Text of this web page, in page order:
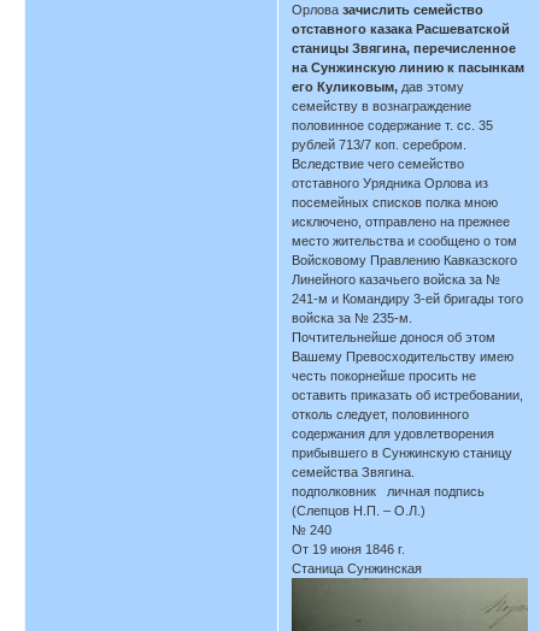
Орловазачислить семейство
отставного казака Расшеватской
станицы Звягина, перечисленное
на Сунжинскую линию к пасынкам
его Куликовым, дав этому
семейству в вознаграждение
половинное содержание т. сс. 35
рублей 713/7 коп. серебром.
Вследствие чего семейство
отставного Урядника Орлова из
посемейных списков полка мною
исключено, отправлено на прежнее
место жительства и сообщено о том
Войсковому Правлению Кавказского
Линейного казачьего войска за №
241-м и Командиру 3-ей бригады того
войска за № 235-м.
Почтительнейше донося об этом
Вашему Превосходительству имею
честь покорнейше просить не
оставить приказать об истребовании,
отколь следует, половинного
содержания для удовлетворения
прибывшего в Сунжинскую станицу
семейства Звягина.
подполковник личная подпись
(Слепцов Н.П. – О.Л.)
№ 240
От 19 июня 1846 г.
Станица Сунжинская